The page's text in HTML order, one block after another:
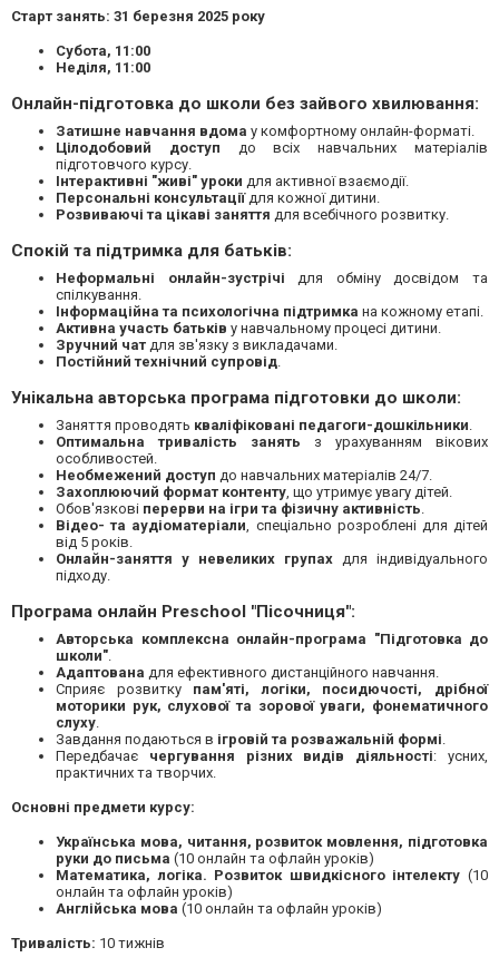
Старт занять: 31 березня 2025 року
Субота, 11:00
Неділя, 11:00
Онлайн-підготовка до школи без зайвого хвилювання:
Затишне навчання вдома у комфортному онлайн-форматі.
Цілодобовий доступ до всіх навчальних матеріалів
підготовчого курсу.
Інтерактивні "живі" уроки для активної взаємодії.
Персональні консультаціїдля кожної дитини.
Розвиваючі та цікаві заняття для всебічного розвитку.
Спокій та підтримка для батьків:
Неформальні онлайн-зустрічі для обміну досвідом та
спілкування.
Інформаційна та психологічна підтримка на кожному етапі.
Активна участь батьків у навчальному процесі дитини.
Зручний чат для зв'язку з викладачами.
Постійний технічний супровід
Унікальна авторська програма підготовки до школи:
Заняття проводять кваліфіковані педагоги-дошкільники
Оптимальна тривалість занять з урахуванням вікових
особливостей.
Необмежений доступ до навчальних матеріалів 24/7.
Захоплюючий формат контенту , що утримує увагу дітей.
Обов'язкові перерви на ігри та фізичну активність
Відео- та аудіоматеріали , спеціально розроблені для дітей
від 5 років.
Онлайн-заняття у невеликих групах для індивідуального
підходу.
Програма онлайн Preschool "Пісочниця":
Авторська комплексна онлайн-програма "Підготовка до
школи"
Адаптована для ефективного дистанційного навчання.
Сприяє розвитку пам'яті, логіки, посидючості, дрібної
моторики рук, слухової та зорової уваги, фонематичного
слуху
Завдання подаються в ігровій та розважальній формі
Передбачає чергування різних видів діяльності: усних,
практичних та творчих.
Основні предмети курсу:
Українська мова, читання, розвиток мовлення, підготовка
руки до письма (10 онлайн та офлайн уроків)
Математика, логіка. Розвиток швидкісного інтелекту (10
онлайн та офлайн уроків)
Англійська мова (10 онлайн та офлайн уроків)
Тривалість: 10 тижнів